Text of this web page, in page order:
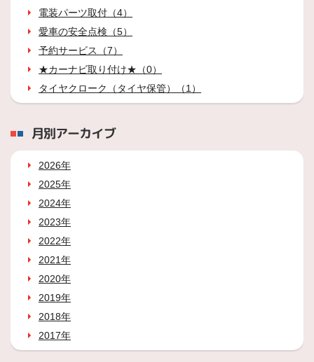
電装パーツ取付（4）
愛車の安全点検（5）
予約サービス（7）
★カーナビ取り付け★（0）
タイヤクローク（タイヤ保管）（1）
月別アーカイブ
2026年
2025年
2024年
2023年
2022年
2021年
2020年
2019年
2018年
2017年